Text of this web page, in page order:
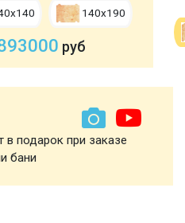
140х190
руб
в подарок при заказе
бани